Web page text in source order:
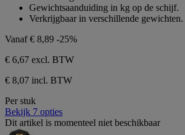
sterren.Gewichtsaanduiding in kg op de schijf.
Verkrijgbaar in verschillende gewichten.
Vanaf€ 8,89 -25%
€ 6,67 excl. BTW
€ 8,07 incl. BTW
Per stuk
Bekijk 7 opties
Dit artikel is momenteel niet beschikbaar